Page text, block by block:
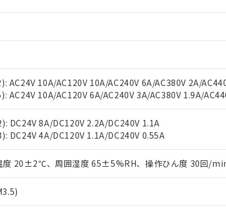
AC24V 10A/AC120V 10A/AC240V 6A/AC380V 2A/
AC24V 10A/AC120V 6A/AC240V 3A/AC380V 1.9A/
DC24V 8A/DC120V 2.2A/DC240V 1.1A
DC24V 4A/DC120V 1.1A/DC240V 0.55A
度 20±2℃、周囲湿度 65±5%RH、操作ひん度 30回/
スは、当社制御機器事業取扱商品の当社在庫状況および
機器事業取扱商品の中には、本サービスの対象外となる
期状況および標準価格はお客様のお取引先、またはお客
員にご相談ください。
および標準価格結果を当社の事前の承諾なく第三者に漏
ツ機能（部品リスト作成サービス）をご利用いただくに
要があります。
当ウェブサイト上で当社にご登録された部品リストにつ
の製品・サービスに関するお客様との取引・商談に必要
10物質）：
チルヘキシル) (DEHP)(別名：DOP) 1000ppm以下、フタル酸ブチルベン
以下、フタル酸ジイソブチル (DIBP) 1000ppm以下
産業用監視および制御機器に対する適用除外項目は除く。
類の４物質については閾値を超える意図的な使用がないことを確認して
月
替え状況などにより、予定月が前後することがあります
明書ダウンロード
質材料含有率が中国RoHSの基準値を超えていることを
Hg(水銀) : 1000ppm、 Cd(カドミウム) : 100ppm、
ス(2-エチルヘキシル)) : 1000ppm
使用期限
質（10物質）のすべてが基準値以下であることを示しま
認です。当社販売部門へお問い合わせください。
これら貴社製品のうち、外国為替および外国貿易法に定
要な手続きをとります。
社製品を、核兵器、ミサイル、化学兵器、生物兵器また
切使用いたしません。
貴社製品を第三者に販売する場合は、上記1、2および3
ん。
数には満たないが在庫あり
なし(最新の在庫状況については、お客様のお取引先、ま
販売店・当社販売員にご確認ください)
生産機種、また在庫状況の情報を公開していない機種